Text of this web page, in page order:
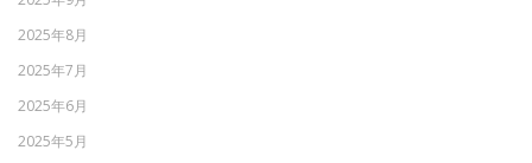
2025年8月
2025年7月
2025年6月
2025年5月